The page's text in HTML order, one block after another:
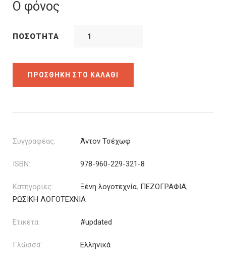
9.54€.είναι:
Ο φόνος
ΠΟΣΌΤΗΤΑ
ΠΡΟΣΘΉΚΗ ΣΤΟ ΚΑΛΆΘΙ
Συγγραφέας: Άντον Τσέχωφ
ISBN: 978-960-229-321-8
Κατηγορίες: Ξένη λογοτεχνία, ΠΕΖΟΓΡΑΦΙΑ,
ΡΩΣΙΚΗ ΛΟΓΟΤΕΧΝΙΑ
Ετικέτα: #updated
Γλώσσα: Ελληνικά